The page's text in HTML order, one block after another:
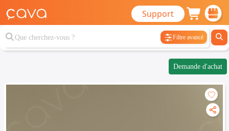
Support
Filtre avancé
Demande d'achat